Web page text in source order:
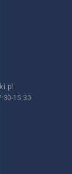
15:30